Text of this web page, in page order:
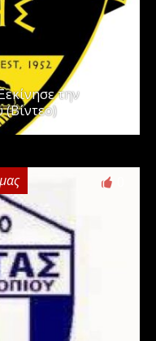
την
(Βίντεο)